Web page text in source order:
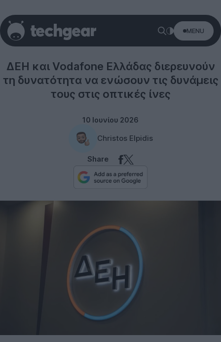
MENU
ΔΕΗ και Vodafone Ελλάδας διερευνούν
τη δυνατότητα να ενώσουν τις δυνάμεις
τους στις οπτικές ίνες
10 Ιουνίου 2026
Christos Elpidis
Share